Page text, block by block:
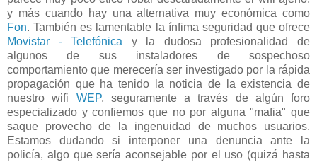
y más cuando hay una alternativa muy económica como
Fon. También es lamentable la ínfima seguridad que ofrece
Movistar - Telefónica y la dudosa profesionalidad de
algunos de sus instaladores de sospechoso
comportamiento que merecería ser investigado por la rápida
propagación que ha tenido la noticia de la existencia de
nuestro wifi WEP, seguramente a través de algún foro
especializado y confiemos que no por alguna "mafia" que
saque provecho de la ingenuidad de muchos usuarios.
Estamos dudando si interponer una denuncia ante la
policía, algo que sería aconsejable por el uso (quizá hasta